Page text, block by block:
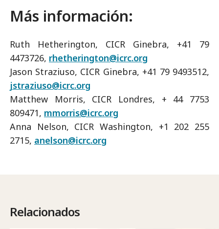
Más información:
Ruth Hetherington, CICR Ginebra, +41 79
4473726, rhetherington@icrc.org
Jason Straziuso, CICR Ginebra, +41 79 9493512,
jstraziuso@icrc.org
Matthew Morris, CICR Londres, + 44 7753
809471, mmorris@icrc.org
Anna Nelson, CICR Washington, +1 202 255
2715, anelson@icrc.org
Relacionados